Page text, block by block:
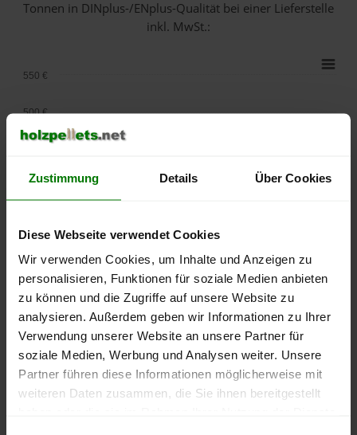
Zustimmung Details Über Cookies
Diese Webseite verwendet Cookies
Wir verwenden Cookies, um Inhalte und Anzeigen zu
personalisieren, Funktionen für soziale Medien anbieten
zu können und die Zugriffe auf unsere Website zu
analysieren. Außerdem geben wir Informationen zu Ihrer
Verwendung unserer Website an unsere Partner für
soziale Medien, Werbung und Analysen weiter. Unsere
Partner führen diese Informationen möglicherweise mit
weiteren Daten zusammen, die Sie ihnen bereitgestellt
Tonnen in DINplus-/ENplus-Qualität bei einer Lieferstelle
inkl. MwSt.:
2025
2026
2026
250 €
300 €
400 €
500 €
550 €
Die aktuelle Preisentwicklung für Holzpellets in Deutschland
können Sie jederzeit auf unsererPelletspreise-Seite